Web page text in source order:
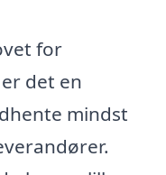
for
det en
mindst